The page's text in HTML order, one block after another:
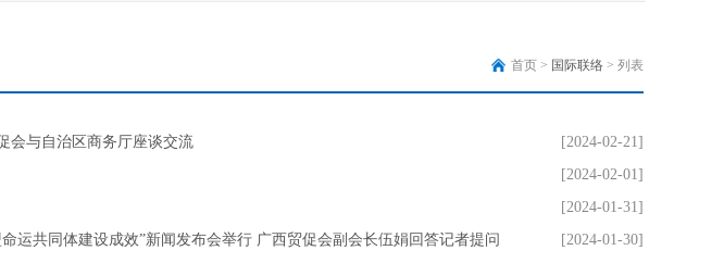
首页 > 国际联络 > 列表
[2024-02-21]
会与自治区商务厅座谈交流
[2024-02-01]
[2024-01-31]
[2024-01-30]
运共同体建设成效”新闻发布会举行 广西贸促会副会长伍娟回答记者提问